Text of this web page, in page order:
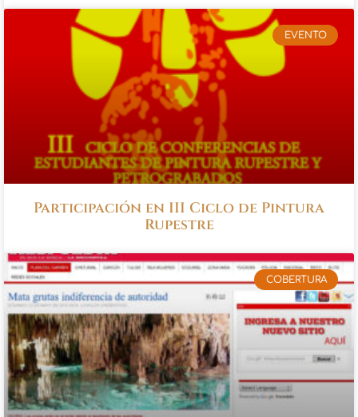
EVENTO
Participación en III Ciclo de Pintura
Rupestre
COBERTURA